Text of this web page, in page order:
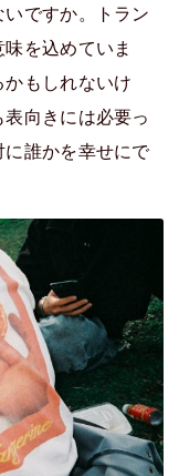
ですか。トラン
を込めていま
もしれないけ
向きには必要っ
誰かを幸せにで